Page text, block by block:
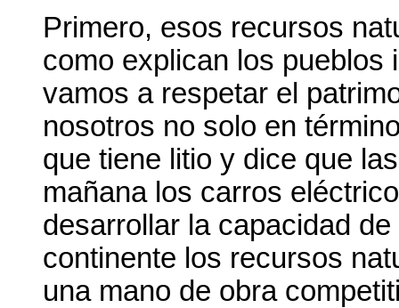
Primero, esos recursos
como explican los pueblos
vamos a respetar el
nosotros no solo en
que tiene litio y dice que
mañana los carros
desarrollar la capacidad
continente los recursos
una mano de obra